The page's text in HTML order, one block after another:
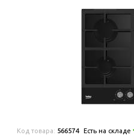
Код товара: 566574 Есть на складе